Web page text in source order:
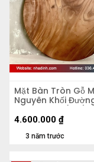
Mặt Bàn Tròn Gỗ
Nguyên Khối
103 Dày 4,5 (cm)
3 năm trước
4.600.000 ₫